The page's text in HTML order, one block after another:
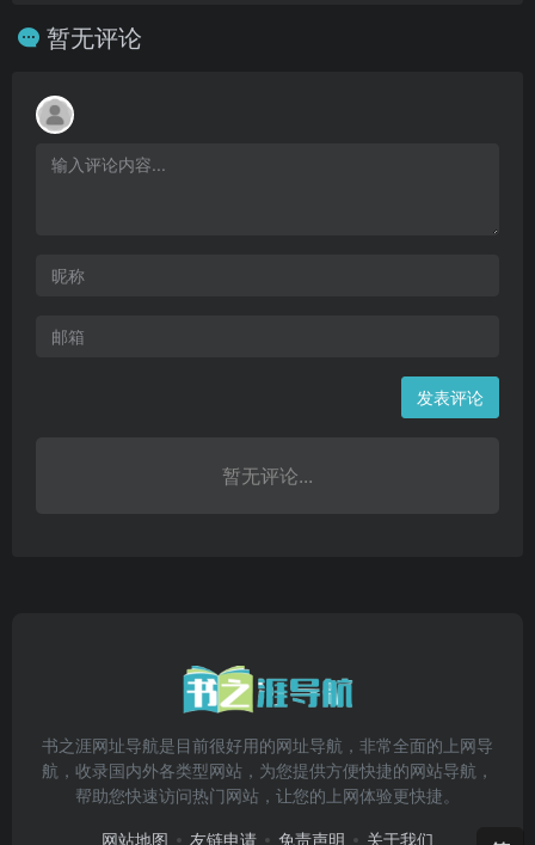
暂无评论
发表评论
暂无评论...
书之涯网址导航是目前很好用的网址导航，非常全面的上网导
航，收录国内外各类型网站，为您提供方便快捷的网站导航，
帮助您快速访问热门网站，让您的上网体验更快捷。
网站地图 友链申请 免责声明 关于我们